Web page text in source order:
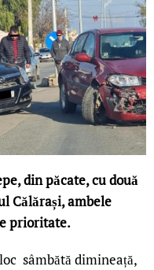
din păcate, cu două
Călărași, ambele
prioritate.
sâmbătă dimineață,